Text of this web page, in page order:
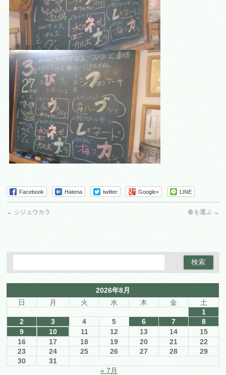
Facebook Hatena twitter Google+ LINE
← シジュウカラ 春を運ぶ →
2026年8月
日
月 火 水 木 金
土
1
2
3 4 5 6 7
8
9
10 11 12 13 14
15
16
17 18 19 20 21
22
23
24 25 26 27 28
29
30
31
« 7月